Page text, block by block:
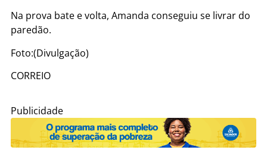
Na prova bate e volta, Amanda conseguiu se livrar do
paredão.
Foto:(Divulgação)
CORREIO
Publicidade